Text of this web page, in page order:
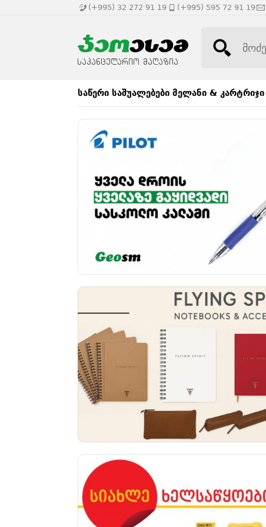
(+995) 32 272 91 19 (+995) 595 72 91 19
საწერი საშუალებები მელანი & კარტრიჯი